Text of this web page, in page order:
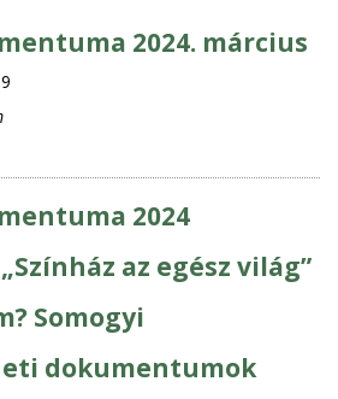
n
2024. március
2024
az egész világ”
Somogyi
dokumentumok